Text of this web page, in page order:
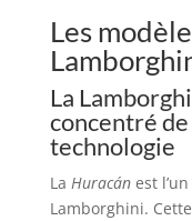
Les
La
concentré
technologie
La Huracánest
Lamborghini.